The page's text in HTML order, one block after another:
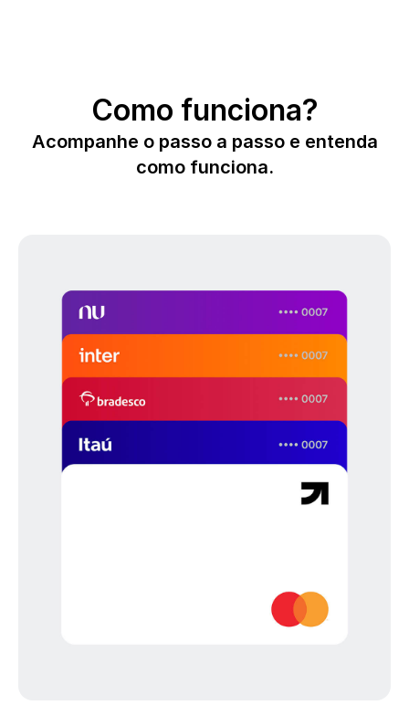
Como funciona?
Acompanhe o passo a passo e entenda
como funciona.